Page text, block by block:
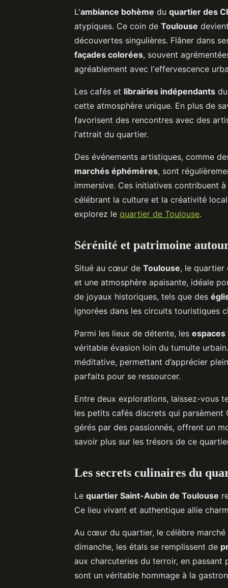
L'ambiance bohème du quartier des
atypiques. Ce coin de Toulouse
découvertes singulières. Flâner dans
façades colorées, souvent
agréablement avec l'effervescence
Les cafés et librairies indépendants
cette atmosphère unique. En plus de
favorisent des rencontres avec des
l'attrait du quartier.
Des événements artistiques, comme
marchés éphémères, sont
immersive. Ces initiatives contribuent
célébrant la culture et la créativité
explorez le quartier de Toulouse.
Sérénité et patrimoine
Situé au cœur de Toulouse, le
et une atmosphère apaisante, idéale
de joyaux historiques, tels que des
ignorées dans les circuits touristiques
Parmi les lieux de détente, les
véritable évasion loin du tumulte
méditative, permettant d’apprécier
parfaits pour se ressourcer.
Entre deux explorations, laissez-vous
les petits cafés discrets qui parsèment
gérés par des passionnés, offrent un
savoir plus sur les trésors de ce
Les secrets culinaires du
Le quartier Saint-Aubin de Toulouse
Ce lieu vivant et authentique allie
Au cœur du quartier, le célèbre
dimanche, les étals se remplissent de
aux charcuteries du terroir, en passant
sont un véritable hommage à la